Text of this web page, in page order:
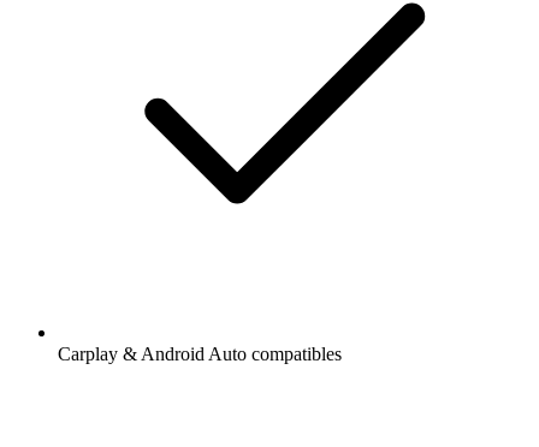
Carplay & Android Auto compatibles